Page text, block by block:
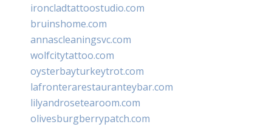
ironcladtattoostudio.com
bruinshome.com
annascleaningsvc.com
wolfcitytattoo.com
oysterbayturkeytrot.com
lafronterarestauranteybar.com
lilyandrosetearoom.com
olivesburgberrypatch.com